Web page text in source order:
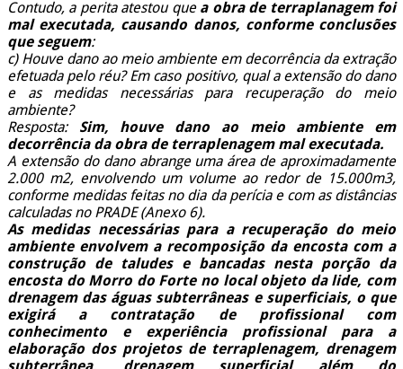
Contudo, a perita atestou que a obra de terraplanagem foi
mal executada, causando danos, conforme conclusões
que seguem:
c) Houve dano ao meio ambiente em decorrência da extração
efetuada pelo réu? Em caso positivo, qual a extensão do dano
e as medidas necessárias para recuperação do meio
ambiente?
Resposta: Sim, houve dano ao meio ambiente em
decorrência da obra de terraplenagem mal executada.
A extensão do dano abrange uma área de aproximadamente
2.000 m2, envolvendo um volume ao redor de 15.000m3,
conforme medidas feitas no dia da perícia e com as distâncias
calculadas no PRADE (Anexo 6).
As medidas necessárias para a recuperação do meio
ambiente envolvem a recomposição da encosta com a
construção de taludes e bancadas nesta porção da
encosta do Morro do Forte no local objeto da lide, com
drenagem das águas subterrâneas e superficiais, o que
exigirá a contratação de profissional com
conhecimento e experiência profissional para a
elaboração dos projetos de terraplenagem, drenagem